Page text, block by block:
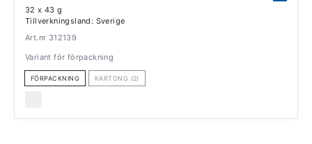
32 x 43 g
Tillverkningsland: Sverige
Art.nr 312139
Variant för förpackning
FÖRPACKNING KARTONG (2)